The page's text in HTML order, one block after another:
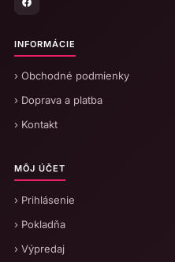
INFORMÁCIE
› Obchodné podmienky
› Doprava a platba
› Kontakt
MÔJ ÚČET
› Prihlásenie
› Pokladňa
› Výpredaj